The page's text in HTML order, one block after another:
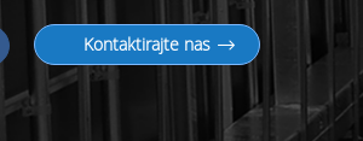
Kontaktirajte nas